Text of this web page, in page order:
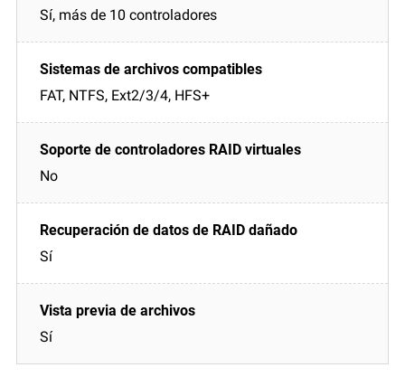
Sí, más de 10 controladores
FAT, NTFS, Ext2/3/4, HFS+
No
Sí
Sí